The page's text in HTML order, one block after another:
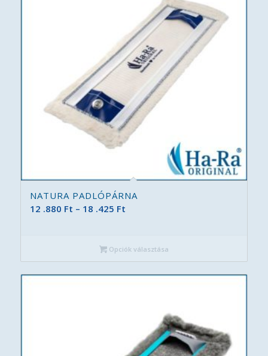
NATURA PADLÓPÁRNA
12 .880 Ft – 18 .425 FtÁrtartomány:
-
18
.425 Ft
Opciók választása